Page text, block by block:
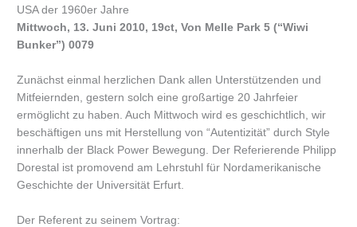
USA der 1960er Jahre
Mittwoch, 13. Juni 2010, 19ct, Von Melle Park 5 (“Wiwi
Bunker”) 0079
Zunächst einmal herzlichen Dank allen Unterstützenden und
Mitfeiernden, gestern solch eine großartige 20 Jahrfeier
ermöglicht zu haben. Auch Mittwoch wird es geschichtlich, wir
beschäftigen uns mit Herstellung von “Autentizität” durch Style
innerhalb der Black Power Bewegung. Der Referierende Philipp
Dorestal ist promovend am Lehrstuhl für Nordamerikanische
Geschichte der Universität Erfurt.
Der Referent zu seinem Vortrag: